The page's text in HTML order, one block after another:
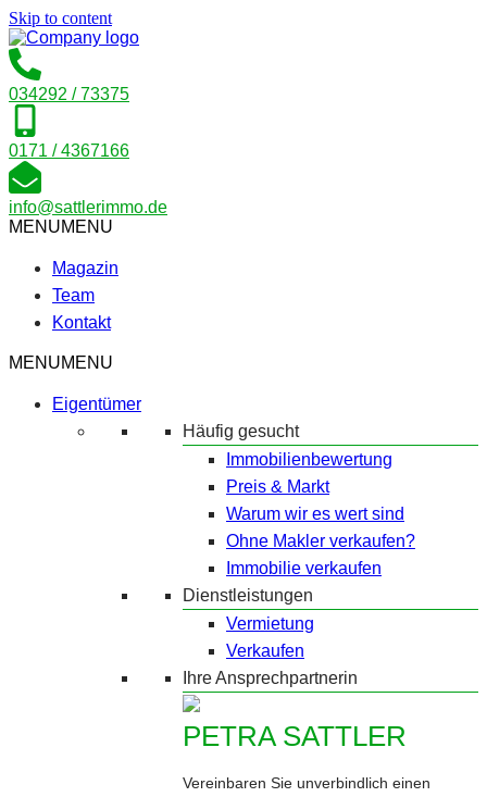
Skip to content
034292 / 73375
0171 / 4367166
info@sattlerimmo.de
MENUMENU
Magazin
Team
Kontakt
MENUMENU
Eigentümer
Häufig gesucht
Immobilienbewertung
Preis & Markt
Warum wir es wert sind
Ohne Makler verkaufen?
Immobilie verkaufen
Dienstleistungen
Vermietung
Verkaufen
Ihre Ansprechpartnerin
PETRA SATTLER
Vereinbaren Sie unverbindlich einen